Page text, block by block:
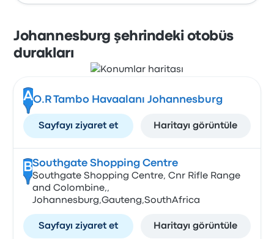
Johannesburg şehrindeki otobüs
durakları
AO.R Tambo Havaalanı Johannesburg
Sayfayı ziyaret et Haritayı görüntüle
BSouthgate Shopping Centre
Southgate Shopping Centre, Cnr Rifle Range
and Colombine,,
Johannesburg,Gauteng,SouthAfrica
Sayfayı ziyaret et Haritayı görüntüle